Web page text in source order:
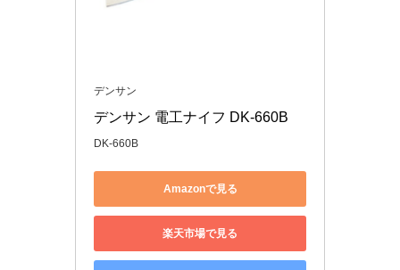
デンサン
デンサン 電工ナイフ DK-660B
DK-660B
Amazonで見る
楽天市場で見る